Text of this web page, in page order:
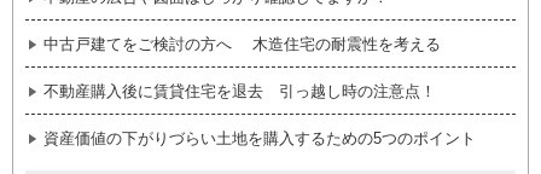
中古戸建てをご検討の方へ 木造住宅の耐震性を考える
不動産購入後に賃貸住宅を退去 引っ越し時の注意点！
資産価値の下がりづらい土地を購入するための5つのポイント